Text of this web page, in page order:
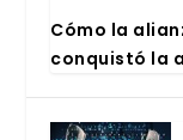
Cómo la
con­quis­tó la